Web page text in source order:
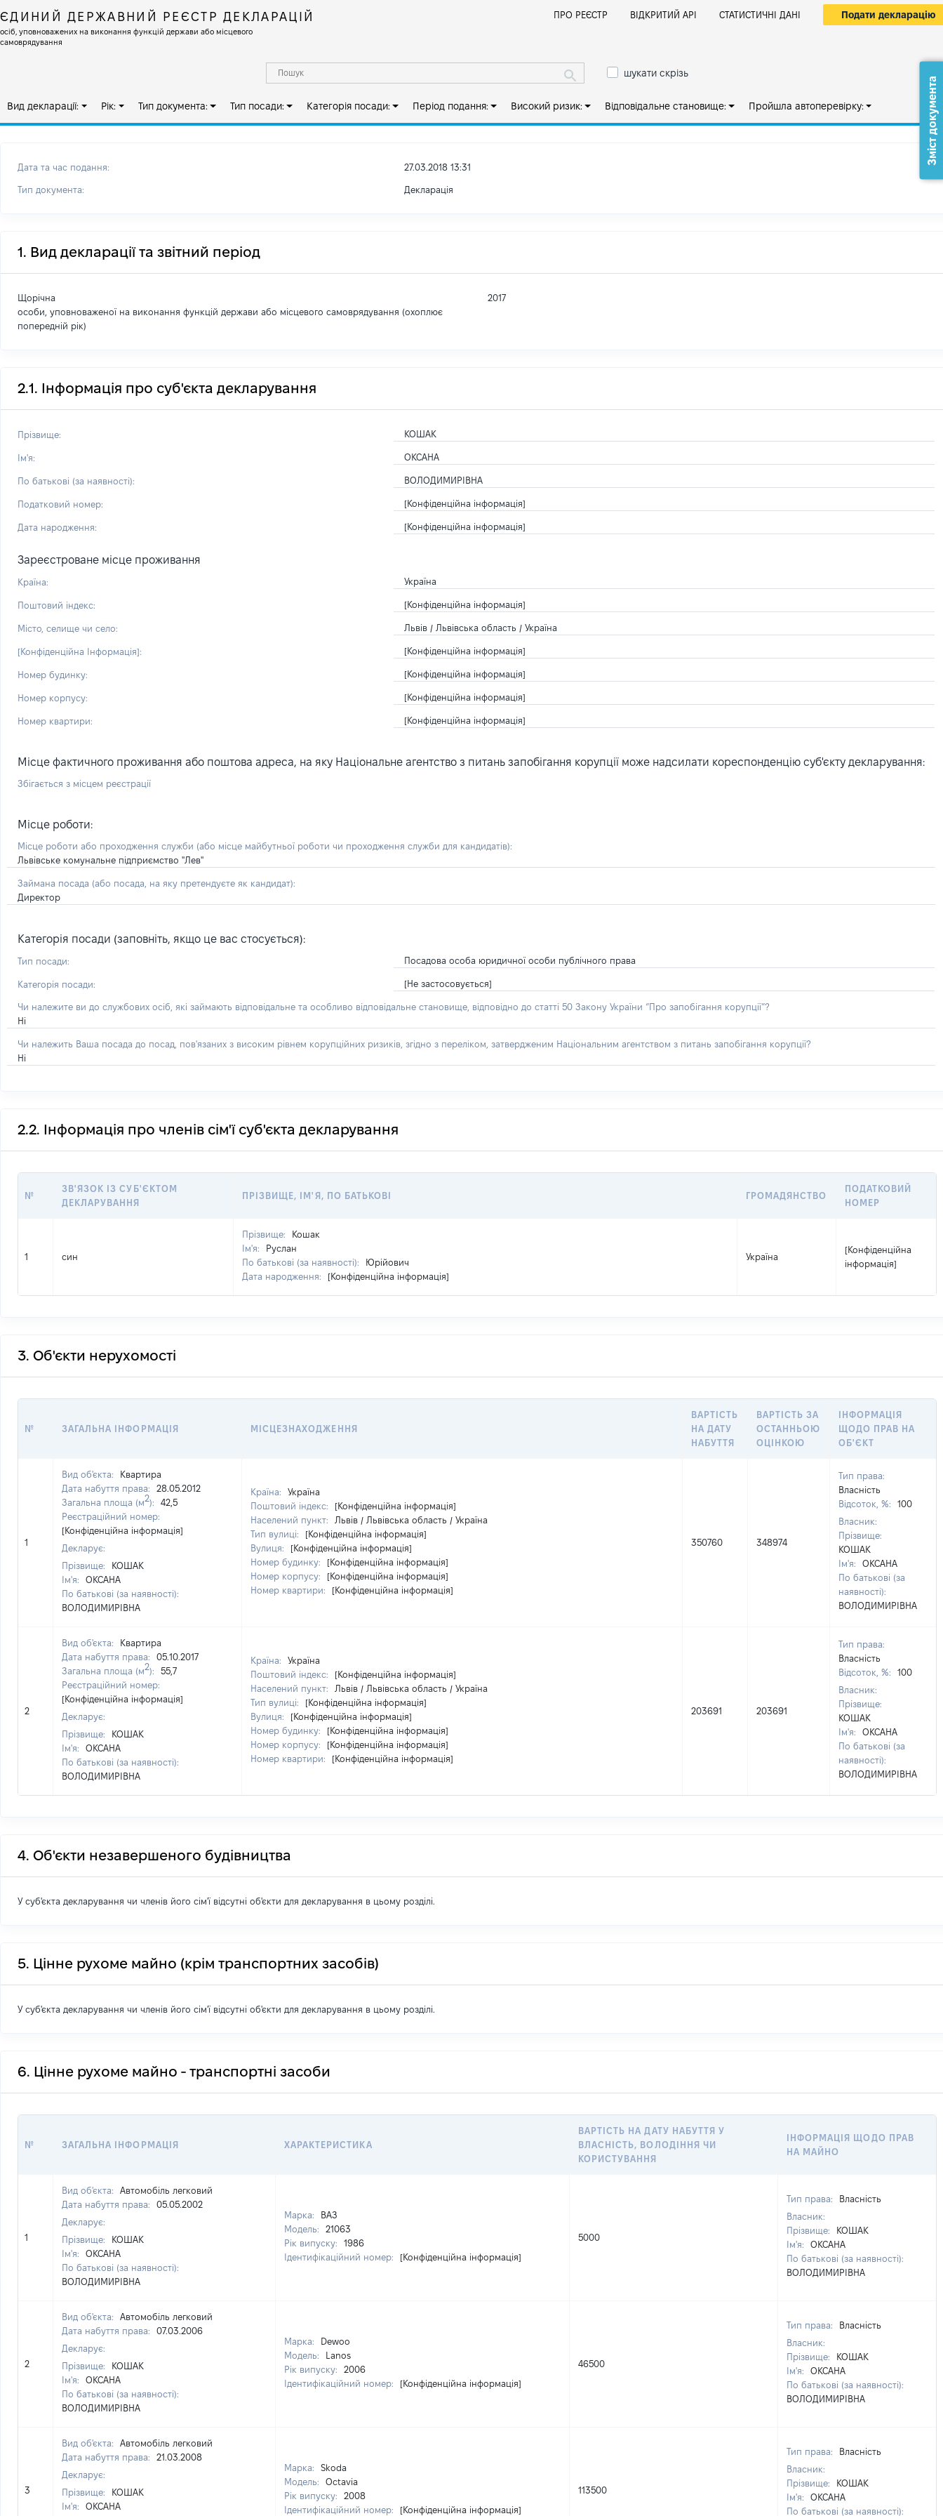
ЄДИНИЙ ДЕРЖАВНИЙ РЕЄСТР ДЕКЛАРАЦІЙ
осіб, уповноважених на виконання функцій держави або місцевого
самоврядування
ПРО РЕЄСТР ВІДКРИТИЙ АРІ СТАТИСТИЧНІ ДАНІ Подати декларацію
шукати скрізь
Вид декларації: Рік: Тип документа: Тип посади: Категорія посади: Період подання: Високий ризик: Відповідальне становище: Пройшла автоперевірку:
Дата та час подання: 27.03.2018 13:31
Тип документа: Декларація
1. Вид декларації та звітний період
Щорічна
особи, уповноваженої на виконання функцій держави або місцевого самоврядування (охоплює
попередній рік)
2017
2.1. Інформація про суб'єкта декларування
Прізвище: КОШАК
Ім'я: ОКСАНА
По батькові (за наявності): ВОЛОДИМИРІВНА
Податковий номер: [Конфіденційна інформація]
Дата народження: [Конфіденційна інформація]
Зареєстроване місце проживання
Країна: Україна
Поштовий індекс: [Конфіденційна інформація]
Місто, селище чи село: Львів / Львівська область / Україна
[Конфіденційна Інформація]: [Конфіденційна інформація]
Номер будинку: [Конфіденційна інформація]
Номер корпусу: [Конфіденційна інформація]
Номер квартири: [Конфіденційна інформація]
Місце фактичного проживання або поштова адреса, на яку Національне агентство з питань запобігання корупції може надсилати кореспонденцію суб'єкту декларування:
Збігається з місцем реєстрації
Місце роботи:
Місце роботи або проходження служби (або місце майбутньої роботи чи проходження служби для кандидатів):
Львівське комунальне підприємство "Лев"
Займана посада (або посада, на яку претендуєте як кандидат):
Директор
Категорія посади (заповніть, якщо це вас стосується):
Тип посади: Посадова особа юридичної особи публічного права
Категорія посади: [Не застосовується]
Чи належите ви до службових осіб, які займають відповідальне та особливо відповідальне становище, відповідно до статті 50 Закону України “Про запобігання корупції”?
Ні
Чи належить Ваша посада до посад, пов'язаних з високим рівнем корупційних ризиків, згідно з переліком, затвердженим Національним агентством з питань запобігання корупції?
Ні
2.2. Інформація про членів сім'ї суб'єкта декларування
№
ЗВ'ЯЗОК ІЗ СУБ'ЄКТОМ
ДЕКЛАРУВАННЯ
ПРІЗВИЩЕ, ІМ'Я, ПО БАТЬКОВІ ГРОМАДЯНСТВО
ПОДАТКОВИЙ
НОМЕР
1 син
Прізвище:
Кошак
Ім'я:
Руслан
По батькові (за наявності):
Юрійович
Дата народження:
[Конфіденційна інформація]
Україна
[Конфіденційна
інформація]
3. Об'єкти нерухомості
№ ЗАГАЛЬНА ІНФОРМАЦІЯ МІСЦЕЗНАХОДЖЕННЯ
ВАРТІСТЬ
НА ДАТУ
НАБУТТЯ
ВАРТІСТЬ ЗА
ОСТАННЬОЮ
ОЦІНКОЮ
ІНФОРМАЦІЯ
ЩОДО ПРАВ НА
ОБ'ЄКТ
1
Вид об'єкта:
Квартира
Дата набуття права:
28.05.2012
Загальна площа (м2):
42,5
Реєстраційний номер:
[Конфіденційна інформація]
Декларує:
Прізвище:
КОШАК
Ім'я:
ОКСАНА
По батькові (за наявності):
ВОЛОДИМИРІВНА
Країна:
Україна
Поштовий індекс:
[Конфіденційна інформація]
Населений пункт:
Львів / Львівська область / Україна
Тип вулиці:
[Конфіденційна інформація]
Вулиця:
[Конфіденційна інформація]
Номер будинку:
[Конфіденційна інформація]
Номер корпусу:
[Конфіденційна інформація]
Номер квартири:
[Конфіденційна інформація]
350760 348974
Тип права:
Власність
Відсоток, %:
100
Власник:
Прізвище:
КОШАК
Ім'я:
ОКСАНА
По батькові (за
наявності):
ВОЛОДИМИРІВНА
2
Вид об'єкта:
Квартира
Дата набуття права:
05.10.2017
Загальна площа (м2):
55,7
Реєстраційний номер:
[Конфіденційна інформація]
Декларує:
Прізвище:
КОШАК
Ім'я:
ОКСАНА
По батькові (за наявності):
ВОЛОДИМИРІВНА
Країна:
Україна
Поштовий індекс:
[Конфіденційна інформація]
Населений пункт:
Львів / Львівська область / Україна
Тип вулиці:
[Конфіденційна інформація]
Вулиця:
[Конфіденційна інформація]
Номер будинку:
[Конфіденційна інформація]
Номер корпусу:
[Конфіденційна інформація]
Номер квартири:
[Конфіденційна інформація]
203691 203691
Тип права:
Власність
Відсоток, %:
100
Власник:
Прізвище:
КОШАК
Ім'я:
ОКСАНА
По батькові (за
наявності):
ВОЛОДИМИРІВНА
4. Об'єкти незавершеного будівництва
У суб'єкта декларування чи членів його сім'ї відсутні об'єкти для декларування в цьому розділі.
5. Цінне рухоме майно (крім транспортних засобів)
У суб'єкта декларування чи членів його сім'ї відсутні об'єкти для декларування в цьому розділі.
6. Цінне рухоме майно - транспортні засоби
№ ЗАГАЛЬНА ІНФОРМАЦІЯ ХАРАКТЕРИСТИКА
ВАРТІСТЬ НА ДАТУ НАБУТТЯ У
ВЛАСНІСТЬ, ВОЛОДІННЯ ЧИ
КОРИСТУВАННЯ
ІНФОРМАЦІЯ ЩОДО ПРАВ
НА МАЙНО
1
Вид об'єкта:
Автомобіль легковий
Дата набуття права:
05.05.2002
Декларує:
Прізвище:
КОШАК
Ім'я:
ОКСАНА
По батькові (за наявності):
ВОЛОДИМИРІВНА
Марка:
ВАЗ
Модель:
21063
Рік випуску:
1986
Ідентифікаційний номер:
[Конфіденційна інформація]
5000
Тип права:
Власність
Власник:
Прізвище:
КОШАК
Ім'я:
ОКСАНА
По батькові (за наявності):
ВОЛОДИМИРІВНА
2
Вид об'єкта:
Автомобіль легковий
Дата набуття права:
07.03.2006
Декларує:
Прізвище:
КОШАК
Ім'я:
ОКСАНА
По батькові (за наявності):
ВОЛОДИМИРІВНА
Марка:
Dewoo
Модель:
Lanos
Рік випуску:
2006
Ідентифікаційний номер:
[Конфіденційна інформація]
46500
Тип права:
Власність
Власник:
Прізвище:
КОШАК
Ім'я:
ОКСАНА
По батькові (за наявності):
ВОЛОДИМИРІВНА
3
Вид об'єкта:
Автомобіль легковий
Дата набуття права:
21.03.2008
Декларує:
Прізвище:
КОШАК
Ім'я:
ОКСАНА
Марка:
Skoda
Модель:
Octavia
Рік випуску:
2008
Ідентифікаційний номер:
[Конфіденційна інформація]
113500
Тип права:
Власність
Власник:
Прізвище:
КОШАК
Ім'я:
ОКСАНА
По батькові (за наявності):
Зміст документа